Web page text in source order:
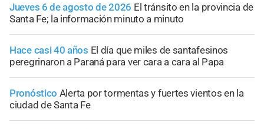
Jueves 6 de agosto de 2026 El tránsito en la provincia de
Santa Fe; la información minuto a minuto
Hace casi 40 años El día que miles de santafesinos
peregrinaron a Paraná para ver cara a cara al Papa
Pronóstico Alerta por tormentas y fuertes vientos en la
ciudad de Santa Fe